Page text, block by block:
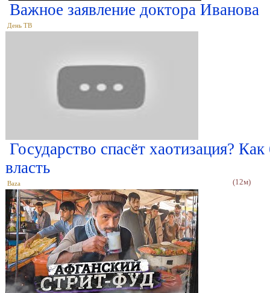
Важное заявление доктора Иванова
День ТВ
Государство спасёт хаотизация?
власть
Baza (12м)